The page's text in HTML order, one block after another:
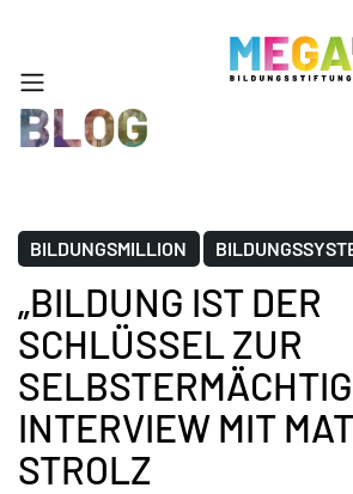
BLOG
BILDUNGSMILLION
„BILDUNG IST DER
SCHLÜSSEL ZUR
INTERVIEW MIT
STROLZ